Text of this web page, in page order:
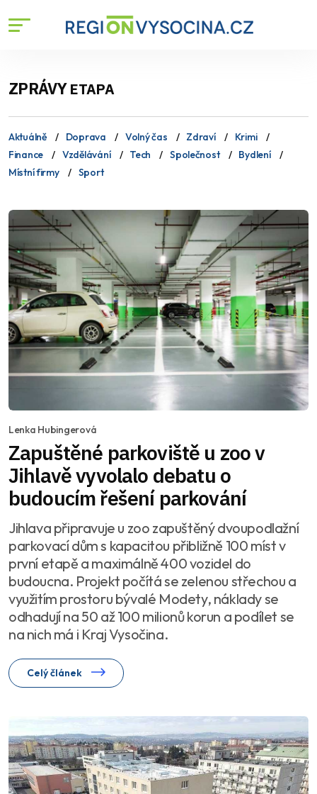
ZPRÁVYETAPA
Aktuálně Doprava Volný čas Zdraví
Krimi
Finance
Vzdělávání Tech Společnost
Bydlení
Místní firmy
Sport
Lenka Hubingerová
Zapuštěné parkoviště u zoo v
Jihlavě vyvolalo debatu o
budoucím řešení parkování
Jihlava připravuje u zoo zapuštěný dvoupodlažní
parkovací dům s kapacitou přibližně 100 míst v
první etapě a maximálně 400 vozidel do
budoucna. Projekt počítá se zelenou střechou a
využitím prostoru bývalé Modety, náklady se
odhadují na 50 až 100 milionů korun a podílet se
na nich má i Kraj Vysočina.
Celý článek